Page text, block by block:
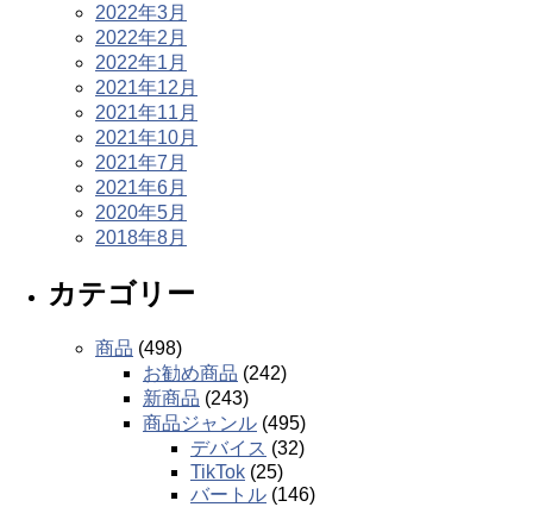
2022年3月
2022年2月
2022年1月
2021年12月
2021年11月
2021年10月
2021年7月
2021年6月
2020年5月
2018年8月
カテゴリー
商品 (498)
お勧め商品 (242)
新商品 (243)
商品ジャンル (495)
デバイス (32)
TikTok (25)
バートル (146)